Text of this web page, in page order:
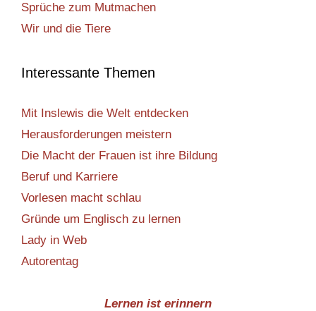
Sprüche zum Mutmachen
Wir und die Tiere
Interessante Themen
Mit Inslewis die Welt entdecken
Herausforderungen meistern
Die Macht der Frauen ist ihre Bildung
Beruf und Karriere
Vorlesen macht schlau
Gründe um Englisch zu lernen
Lady in Web
Autorentag
Lernen ist erinnern